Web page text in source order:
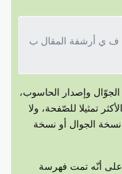
ف ي أرشفة المقال ب
وإصدار الحاسوب،
تمثيلا للصّفحة، ولا
الجوال أو نسخة
أنّه تمت فهرسة